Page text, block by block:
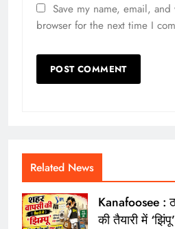
Save my name, email,
browser for the next time I
Related News
Kanafoosee :
की तैयारी में ‘झिंपू’